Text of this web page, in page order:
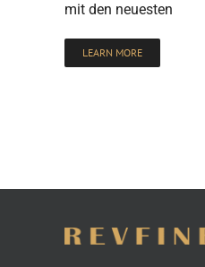
mit den neuesten
LEARN MORE